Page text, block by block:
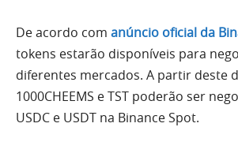
De acordo com anúncio oficial da
tokens estarão disponíveis para
diferentes mercados. A partir deste
1000CHEEMS e TST poderão ser
USDC e USDT na Binance Spot.